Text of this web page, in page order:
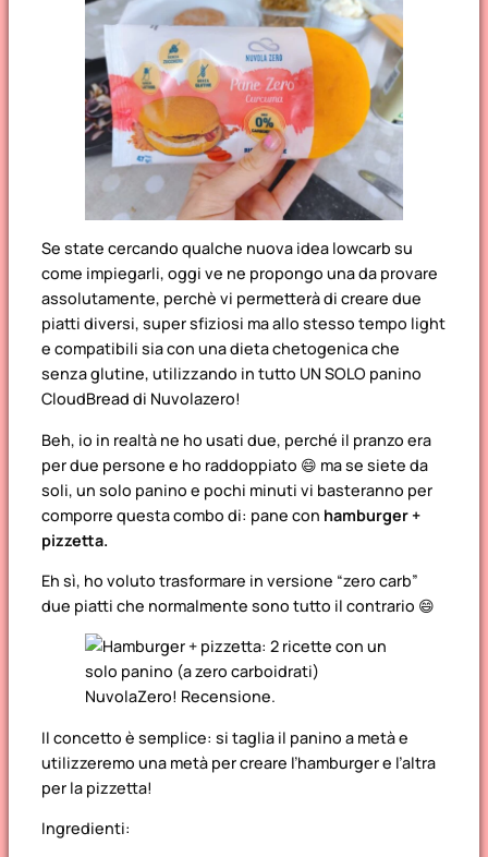
Se state cercando qualche nuova idea lowcarb su
come impiegarli, oggi ve ne propongo una da provare
assolutamente, perchè vi permetterà di creare due
piatti diversi, super sfiziosi ma allo stesso tempo light
e compatibili sia con una dieta chetogenica che
senza glutine, utilizzando in tutto UN SOLO panino
CloudBread di Nuvolazero!
Beh, io in realtà ne ho usati due, perché il pranzo era
per due persone e ho raddoppiato 😄 ma se siete da
soli, un solo panino e pochi minuti vi basteranno per
comporre questa combo di: pane con hamburger +
pizzetta.
Eh sì, ho voluto trasformare in versione “zero carb”
due piatti che normalmente sono tutto il contrario 😄
Il concetto è semplice: si taglia il panino a metà e
utilizzeremo una metà per creare l’hamburger e l’altra
per la pizzetta!
Ingredienti: